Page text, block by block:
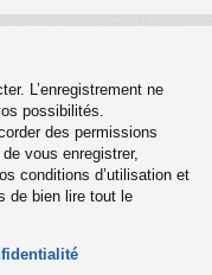
L’enregistrement ne
possibilités.
des permissions
vous enregistrer,
conditions d’utilisation et
de bien lire tout le